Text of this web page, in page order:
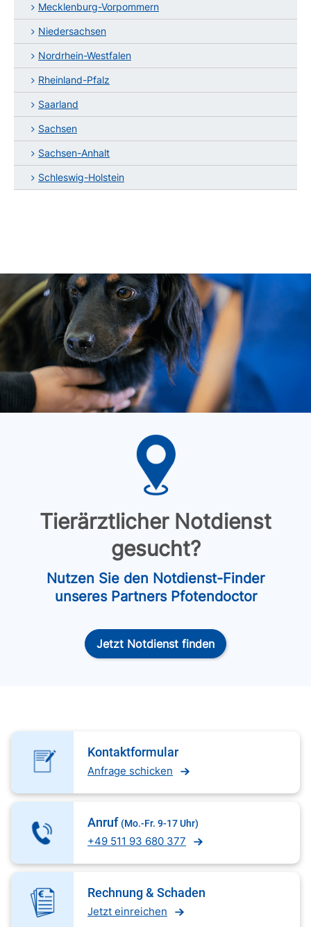
Mecklenburg-Vorpommern
Niedersachsen
Nordrhein-Westfalen
Rheinland-Pfalz
Saarland
Sachsen
Sachsen-Anhalt
Schleswig-Holstein
Tierärztlicher Notdienst
gesucht?
Nutzen Sie den Notdienst-Finder
unseres Partners Pfotendoctor
Jetzt Notdienst finden
Kontaktformular
Anfrage schicken
Anruf (Mo.-Fr. 9-17 Uhr)
+49 511 93 680 377
Rechnung & Schaden
Jetzt einreichen